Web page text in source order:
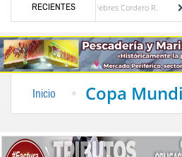
RECIENTES
María Eugenia Febres Cordero R.
Inicio Copa